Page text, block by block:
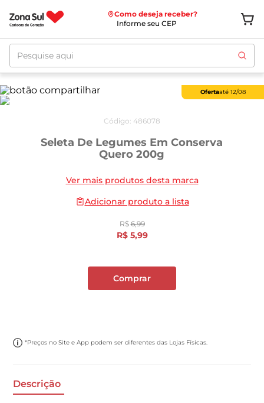
Como deseja receber?
Informe seu CEP
Pesquise aqui
Ofertaaté 12/08
Código: 486078
Seleta De Legumes Em Conserva
Quero 200g
Ver mais produtos desta marca
Adicionar produto a lista
R$ 6,99
R$ 5,99
Comprar
*Preços no Site e App podem ser diferentes das Lojas Físicas.
Descrição